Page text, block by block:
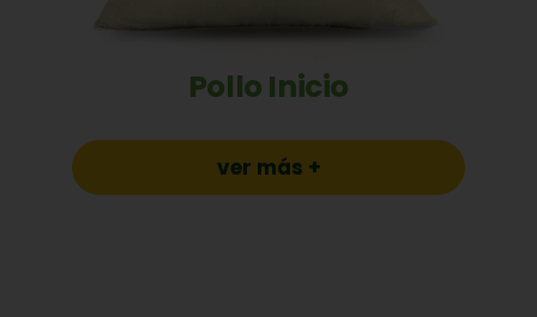
Pollo Inicio
ver más +